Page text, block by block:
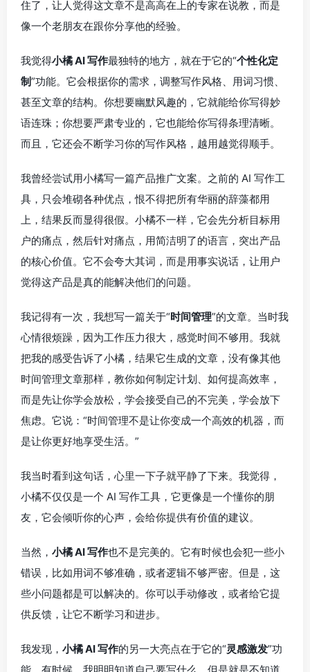
住了，让人觉得这文章不是高高在上的专家在说教，而是
像一个老朋友在跟你分享他的经验。
我觉得小橘 AI 写作最独特的地方，就在于它的“个性化定
制”功能。它会根据你的需求，调整写作风格、用词习惯、
甚至文章的结构。你想要幽默风趣的，它就能给你写得妙
语连珠；你想要严肃专业的，它也能给你写得条理清晰。
而且，它还会不断学习你的写作风格，越用越觉得顺手。
我曾经尝试用小橘写一篇产品推广文案。之前的 AI 写作工
具，只会堆砌各种优点，恨不得把所有华丽的辞藻都用
上，结果反而显得很假。小橘不一样，它会先分析目标用
户的痛点，然后针对痛点，用简洁明了的语言，突出产品
的核心价值。它不会夸大其词，而是用事实说话，让用户
觉得这产品是真的能解决他们的问题。
我记得有一次，我想写一篇关于“时间管理”的文章。当时我
心情很烦躁，因为工作压力很大，感觉时间不够用。我就
把我的感受告诉了小橘，结果它生成的文章，没有像其他
时间管理文章那样，教你如何制定计划、如何提高效率，
而是先让你学会放松，学会接受自己的不完美，学会放下
焦虑。它说：“时间管理不是让你变成一个高效的机器，而
是让你更好地享受生活。”
我当时看到这句话，心里一下子就平静了下来。我觉得，
小橘不仅仅是一个 AI 写作工具，它更像是一个懂你的朋
友，它会倾听你的心声，会给你提供有价值的建议。
当然， 小橘 AI 写作也不是完美的。它有时候也会犯一些小
错误，比如用词不够准确，或者逻辑不够严密。但是，这
些小问题都是可以解决的。你可以手动修改，或者给它提
供反馈，让它不断学习和进步。
我发现， 小橘 AI 写作的另一大亮点在于它的“灵感激发”功
能。有时候，我明明知道自己要写什么，但是就是不知道